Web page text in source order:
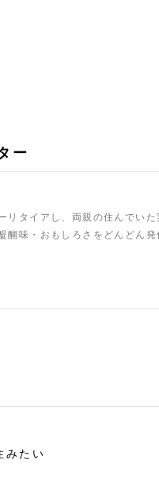
ー
リタイアし、両親の住んでい
醐味・おもしろさをどんどん
みたい